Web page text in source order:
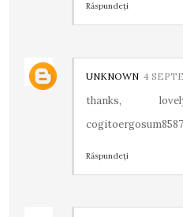
Răspundeți
UNKNOWN 4
thanks,
Răspundeți